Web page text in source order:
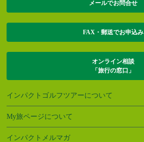
メールでお問合せ
FAX・郵送でお申込み
オンライン相談
「旅行の窓口」
インパクトゴルフツアーについて
My旅ページについて
インパクトメルマガ